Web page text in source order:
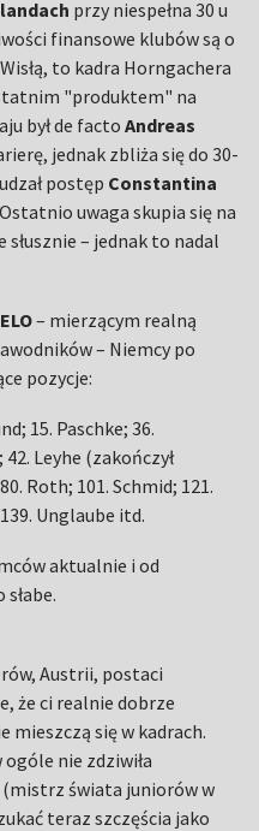
przy niespełna 30 u
finansowe klubów są o
to kadra Horngachera
"produktem" na
był de factoAndreas
jednak zbliża się do 30-
postęp Constantina
uwaga skupia się na
słusznie – jednak to nadal
– mierzącym realną
– Niemcy po
pozycje:
15. Paschke; 36.
Leyhe (zakończył
Roth; 101. Schmid; 121.
Unglaube itd.
aktualnie i od
Austrii, postaci
że ci realnie dobrze
mieszczą się w kadrach.
nie zdziwiła
świata juniorów w
teraz szczęścia jako